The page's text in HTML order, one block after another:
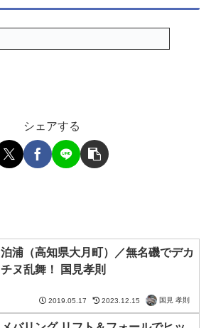
シェアする
泊浦（高知県大月町）／無名磯でデカ
チヌ乱舞！ 国見孝則
2019.05.17 2023.12.15 国見 孝則